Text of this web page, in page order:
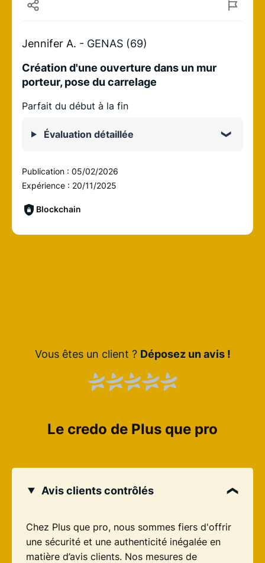
Jennifer A. - GENAS (69)
Création d'une ouverture dans un mur
porteur, pose du carrelage
Parfait du début à la fin
Évaluation détaillée
Publication : 05/02/2026
Expérience : 20/11/2025
Blockchain
Vous êtes un client ? Déposez un avis !
Le credo de Plus que pro
Avis clients contrôlés
Chez Plus que pro, nous sommes fiers d'offrir
une sécurité et une authenticité inégalée en
matière d’avis clients. Nos mesures de